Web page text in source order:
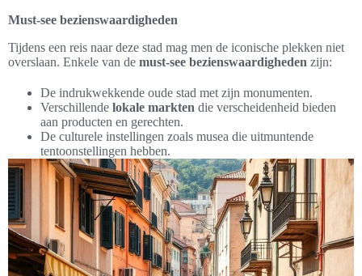
Must-see bezienswaardigheden
Tijdens een reis naar deze stad mag men de iconische plekken niet
overslaan. Enkele van de must-see bezienswaardigheden zijn:
De indrukwekkende oude stad met zijn monumenten.
Verschillende lokale markten die verscheidenheid bieden
aan producten en gerechten.
De culturele instellingen zoals musea die uitmuntende
tentoonstellingen hebben.